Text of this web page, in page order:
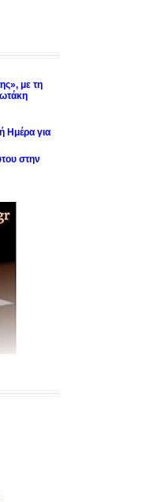
με τη
Ημέρα για
στην